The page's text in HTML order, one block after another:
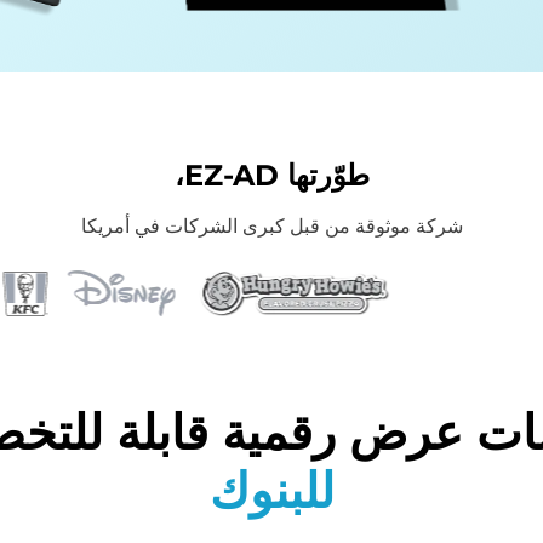
طوّرتها EZ-AD،
شركة موثوقة من قبل كبرى الشركات في أمريكا
عرض رقمية قابلة
للبنوك